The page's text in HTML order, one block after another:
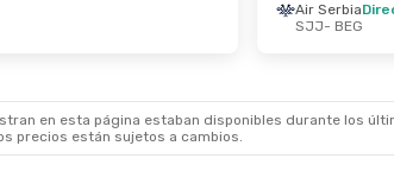
- Jue., 3 De
BEG
- SJJ
Air Serbia
SJJ- BEG
en esta página estaban disponibles durante los
precios están sujetos a cambios.